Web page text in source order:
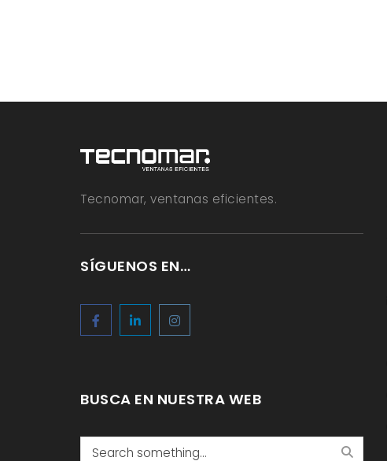
Tecnomar, ventanas eficientes.
SÍGUENOS EN…
BUSCA EN NUESTRA WEB
Search